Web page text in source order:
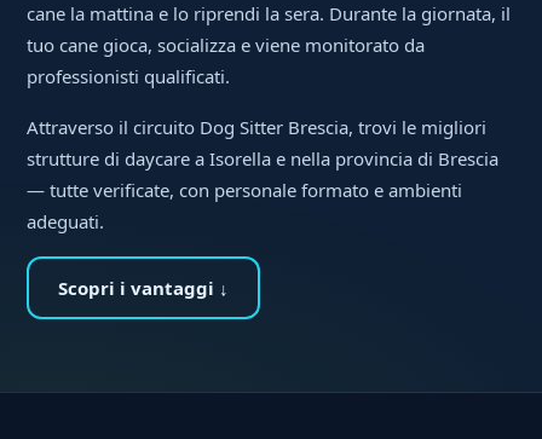
cane la mattina e lo riprendi la sera. Durante la giornata, il
tuo cane gioca, socializza e viene monitorato da
professionisti qualificati.
Attraverso il circuito Dog Sitter Brescia, trovi le migliori
strutture di daycare a Isorella e nella provincia di Brescia
— tutte verificate, con personale formato e ambienti
adeguati.
Scopri i vantaggi ↓